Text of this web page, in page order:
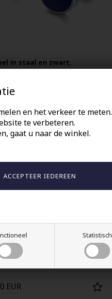
en het verkeer te meten.
te verbeteren.
gaat u naar de winkel.
Statistisch
in staal en zwart.
EUR